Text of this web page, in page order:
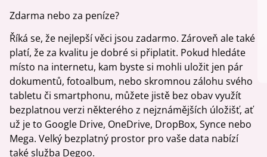
Zdarma nebo za peníze?
Říká se, že nejlepší věci jsou zadarmo. Zároveň ale také
platí, že za kvalitu je dobré si připlatit. Pokud hledáte
místo na internetu, kam byste si mohli uložit jen pár
dokumentů, fotoalbum, nebo skromnou zálohu svého
tabletu či smartphonu, můžete jistě bez obav využít
bezplatnou verzi některého z nejznámějších úložišť, ať
už je to Google Drive, OneDrive, DropBox, Synce nebo
Mega. Velký bezplatný prostor pro vaše data nabízí
také služba Degoo.